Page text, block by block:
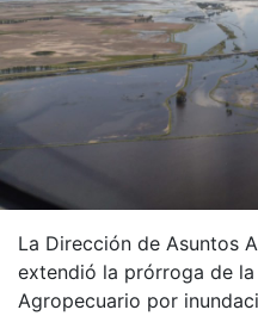
La Dirección de Asuntos
extendió la prórroga de
Agropecuario por